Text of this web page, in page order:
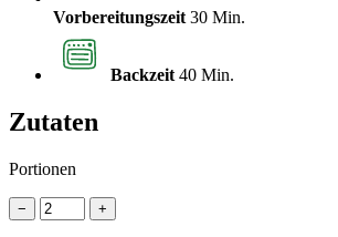
Vorbereitungszeit 30 Min.
Backzeit 40 Min.
Zutaten
Portionen
− +